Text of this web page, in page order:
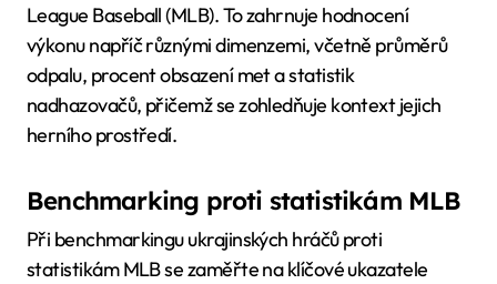
League Baseball (MLB). To zahrnuje hodnocení
výkonu napříč různými dimenzemi, včetně průměrů
odpalu, procent obsazení met a statistik
nadhazovačů, přičemž se zohledňuje kontext jejich
herního prostředí.
Benchmarking proti statistikám MLB
Při benchmarkingu ukrajinských hráčů proti
statistikám MLB se zaměřte na klíčové ukazatele